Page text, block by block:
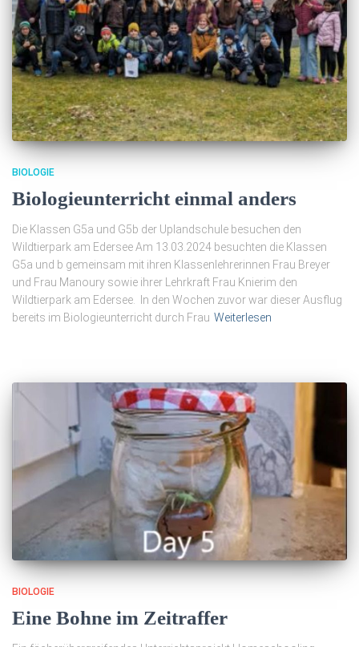
BIOLOGIE
Biologieunterricht einmal anders
Die Klassen G5a und G5b der Uplandschule besuchen den
Wildtierpark am Edersee Am 13.03.2024 besuchten die Klassen
G5a und b gemeinsam mit ihren Klassenlehrerinnen Frau Breyer
und Frau Manoury sowie ihrer Lehrkraft Frau Knierim den
Wildtierpark am Edersee. In den Wochen zuvor war dieser Ausflug
bereits im Biologieunterricht durch Frau Weiterlesen
BIOLOGIE
Eine Bohne im Zeitraffer